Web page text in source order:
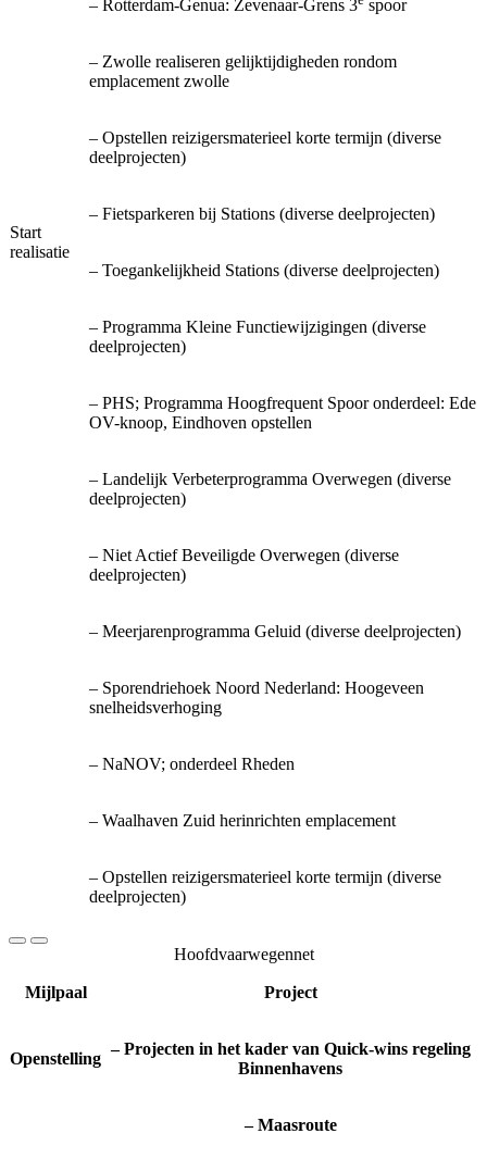
– Rotterdam-Genua: Zevenaar-Grens 3 spoor
– Zwolle realiseren gelijktijdigheden rondom
emplacement zwolle
– Opstellen reizigersmaterieel korte termijn (diverse
deelprojecten)
Start
realisatie
– Fietsparkeren bij Stations (diverse deelprojecten)
– Toegankelijkheid Stations (diverse deelprojecten)
– Programma Kleine Functiewijzigingen (diverse
deelprojecten)
– PHS; Programma Hoogfrequent Spoor onderdeel: Ede
OV-knoop, Eindhoven opstellen
– Landelijk Verbeterprogramma Overwegen (diverse
deelprojecten)
– Niet Actief Beveiligde Overwegen (diverse
deelprojecten)
– Meerjarenprogramma Geluid (diverse deelprojecten)
– Sporendriehoek Noord Nederland: Hoogeveen
snelheidsverhoging
– NaNOV; onderdeel Rheden
– Waalhaven Zuid herinrichten emplacement
– Opstellen reizigersmaterieel korte termijn (diverse
deelprojecten)
Hoofdvaarwegennet
Mijlpaal Project
Openstelling
– Projecten in het kader van Quick-wins regeling
Binnenhavens
– Maasroute